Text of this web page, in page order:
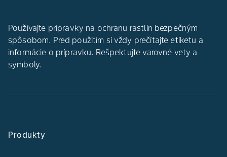
Používajte prípravky na ochranu rastlín bezpečným
spôsobom. Pred použitím si vždy prečítajte etiketu a
informácie o prípravku. Rešpektujte varovné vety a
symboly.
Produkty